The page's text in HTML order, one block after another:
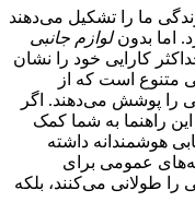
ما را تشکیل می‌دهند
اما بدونلوازم جانبی
کارایی خود را نشان
متنوع است که از
را پوشش می‌دهند. اگر
راهنما به شما کمک
هوشمندانه داشته
عمومی برای
را طولانی می‌کنند، بلکه